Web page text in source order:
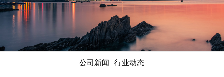
公司新闻 行业动态